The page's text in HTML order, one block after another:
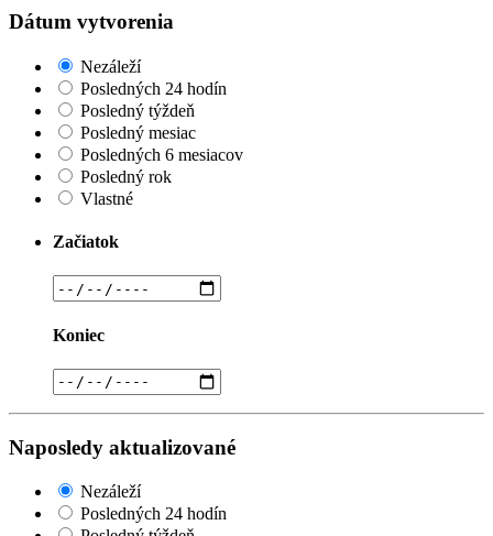
Dátum vytvorenia
Nezáleží
Posledných 24 hodín
Posledný týždeň
Posledný mesiac
Posledných 6 mesiacov
Posledný rok
Vlastné
Začiatok
Koniec
Naposledy aktualizované
Nezáleží
Posledných 24 hodín